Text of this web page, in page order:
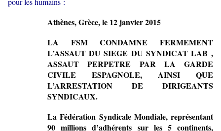
Athènes, Grèce, le 12 janvier 2015
LA FSM CONDAMNE FERMEMENT
L’ASSAUT DU SIEGE DU SYNDICAT LAB ,
ASSAUT PERPETRE PAR LA GARDE
CIVILE ESPAGNOLE, AINSI QUE
L’ARRESTATION DE DIRIGEANTS
SYNDICAUX.
La Fédération Syndicale Mondiale, représentant
90 millions d’adhérents sur les 5 continents,